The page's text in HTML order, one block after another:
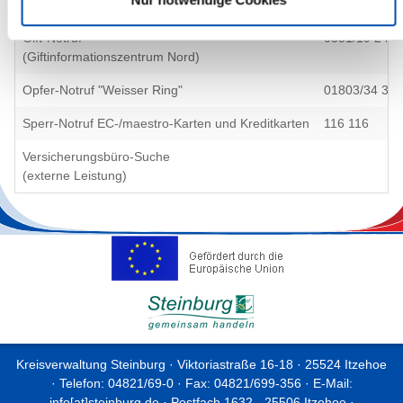
Frauenhaus Itzehoe
Gift-Notruf
(Giftinformationszentrum Nord)
0551/19 240
Opfer-Notruf "Weisser Ring" 01803/34 34
Sperr-Notruf EC-/maestro-Karten und Kreditkarten 116 116
Versicherungsbüro-Suche
(externe Leistung)
Kreisverwaltung Steinburg · Viktoriastraße 16-18 · 25524 Itzehoe
· Telefon: 04821/69-0 · Fax: 04821/699-356 · E-Mail: